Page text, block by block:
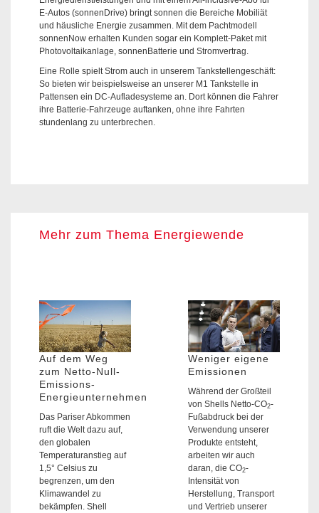
E-Autos (sonnenDrive) bringt sonnen die Bereiche Mobiliät
und häusliche Energie zusammen. Mit dem Pachtmodell
sonnenNow erhalten Kunden sogar ein Komplett-Paket mit
Photovoltaikanlage, sonnenBatterie und Stromvertrag.
Eine Rolle spielt Strom auch in unserem Tankstellengeschäft:
So bieten wir beispielsweise an unserer M1 Tankstelle in
Pattensen ein DC-Aufladesysteme an. Dort können die Fahrer
ihre Batterie-Fahrzeuge auftanken, ohne ihre Fahrten
stundenlang zu unterbrechen.
Mehr zum Thema Energiewende
Auf dem Weg
zum Netto-Null-
Emissions-
Energieunternehmen
Das Pariser Abkommen
ruft die Welt dazu auf,
den globalen
Temperaturanstieg auf
1,5° Celsius zu
begrenzen, um den
Klimawandel zu
bekämpfen. Shell
Weniger eigene
Emissionen
Während der Großteil
von Shells Netto-CO2-
Fußabdruck bei der
Verwendung unserer
Produkte entsteht,
arbeiten wir auch
daran, die CO2-
Intensität von
Herstellung, Transport
und Vertrieb unserer